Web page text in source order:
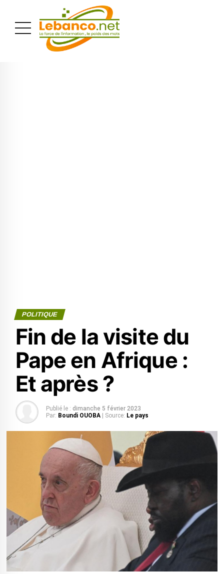
POLITIQUE
Fin de la visite du
Pape en Afrique :
Et après ?
Publié le : dimanche 5 février 2023
Par: Boundi OUOBA | Source: Le pays